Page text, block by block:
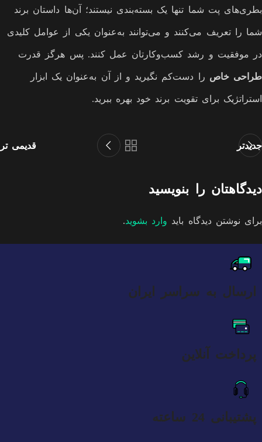
بطری‌های پت شما تنها یک بسته‌بندی نیستند؛ آن‌ها داستان برند
شما را تعریف می‌کنند و می‌توانند به‌عنوان یکی از عوامل کلیدی
در موفقیت و رشد کسب‌وکارتان عمل کنند. پس هرگز قدرت
طراحی خاص را دست‌کم نگیرید و از آن به‌عنوان یک ابزار
استراتژیک برای تقویت برند خود بهره ببرید.
جدیدتر قدیمی تر
دیدگاهتان را بنویسید
برای نوشتن دیدگاه باید وارد بشوید.
ارسال به سراسر ایران
پرداخت آنلاین
پشتیبانی 24 ساعته